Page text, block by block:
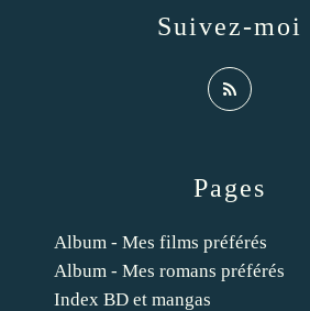
Pages
Album - Mes films préférés
Album - Mes romans préférés
Index BD et mangas
Suivez-moi